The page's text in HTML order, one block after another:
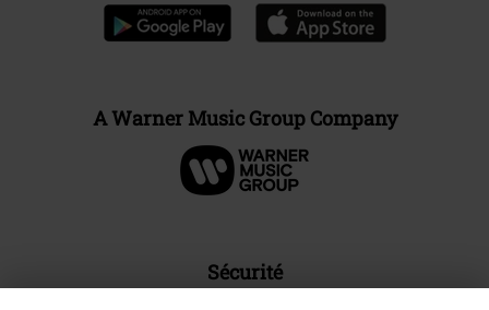
A Warner Music Group Company
Sécurité